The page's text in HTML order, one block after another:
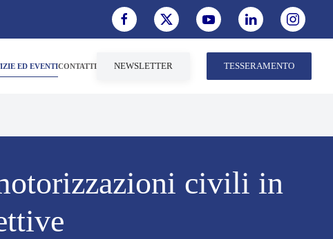
ED EVENTICONTATTI NEWSLETTER TESSERAMENTO
civili in